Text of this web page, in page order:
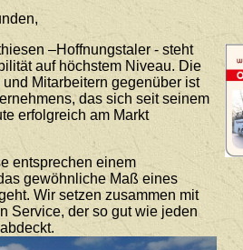
–Hoffnungstaler - steht
auf höchstem Niveau. Die
Mitarbeitern gegenüber ist
das sich seit seinem
erfolgreich am Markt
entsprechen einem
gewöhnliche Maß eines
Wir setzen zusammen mit
Service, der so gut wie jeden